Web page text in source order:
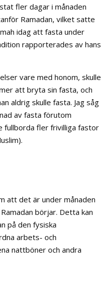
fler dagar i månaden
Ramadan, vilket satte
idag att fasta under
rapporterades av hans
vare med honom, skulle
att bryta sin fasta, och
aldrig skulle fasta. Jag såg
av fasta förutom
fullborda fler frivilliga fastor
att det är under månaden
börjar. Detta kan
på den fysiska
arbets- och
nattböner och andra